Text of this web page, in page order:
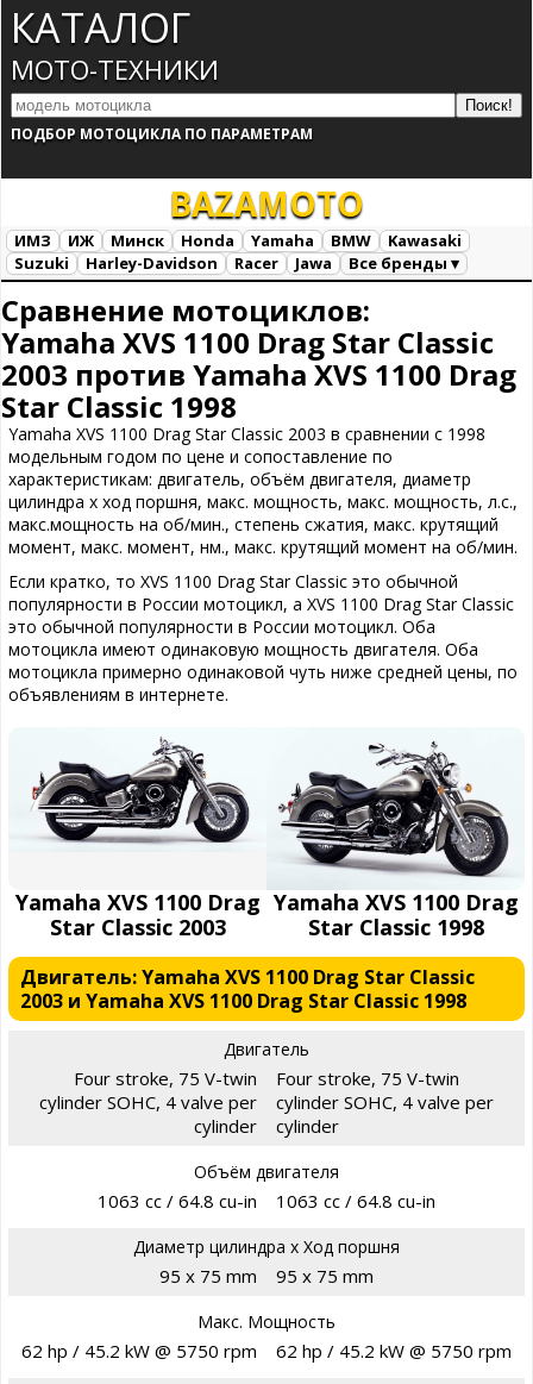
КАТАЛОГ
МОТО-ТЕХНИКИ
ПОДБОР МОТОЦИКЛА ПО ПАРАМЕТРАМ
BAZAMOTO
ИМЗ ИЖ Минск Honda Yamaha BMW
Kawasaki
Suzuki
Harley-Davidson Racer Jawa
Все бренды ▾
Сравнение мотоциклов:
Yamaha XVS 1100 Drag Star Classic
2003 против Yamaha XVS 1100 Drag
Star Classic 1998
Yamaha XVS 1100 Drag Star Classic 2003 в сравнении с 1998
модельным годом по цене и сопоставление по
характеристикам: двигатель, объём двигателя, диаметр
цилиндра х ход поршня, макс. мощность, макс. мощность, л.с.,
макс.мощность на об/мин., степень сжатия, макс. крутящий
момент, макс. момент, нм., макс. крутящий момент на об/мин.
Если кратко, то XVS 1100 Drag Star Classic это обычной
популярности в России мотоцикл, а XVS 1100 Drag Star Classic
это обычной популярности в России мотоцикл. Оба
мотоцикла имеют одинаковую мощность двигателя. Оба
мотоцикла примерно одинаковой чуть ниже средней цены, по
объявлениям в интернете.
Yamaha XVS 1100 Drag
Star Classic 2003
Yamaha XVS 1100 Drag
Star Classic 1998
Двигатель: Yamaha XVS 1100 Drag Star Classic
2003 и Yamaha XVS 1100 Drag Star Classic 1998
Двигатель
Four stroke, 75 V-twin
cylinder SOHC, 4 valve per
cylinder
Four stroke, 75 V-twin
cylinder SOHC, 4 valve per
cylinder
Объём двигателя
1063 cc / 64.8 cu-in 1063 cc / 64.8 cu-in
Диаметр цилиндра х Ход поршня
95 x 75 mm 95 x 75 mm
Макс. Мощность
62 hp / 45.2 kW @ 5750 rpm 62 hp / 45.2 kW @ 5750 rpm